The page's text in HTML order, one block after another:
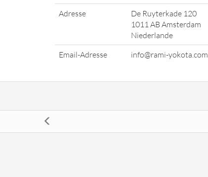
Adresse
De Ruyterkade 120
1011 AB Amsterdam
Niederlande
Email-Adresse
info@rami-yokota.com